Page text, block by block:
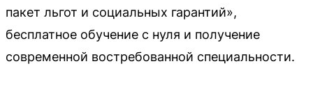
пакет льгот и социальных гарантий»,
бесплатное обучение с нуля и получение
современной востребованной специальности.